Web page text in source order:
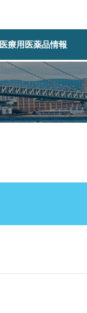
医療用医薬品情報